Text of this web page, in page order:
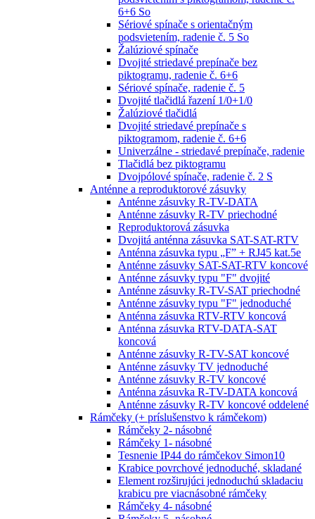
6+6 So
Sériové spínače s orientačným
podsvietením, radenie č. 5 So
Žalúziové spínače
Dvojité striedavé prepínače bez
piktogramu, radenie č. 6+6
Sériové spínače, radenie č. 5
Dvojité tlačidlá řazení 1/0+1/0
Žalúziové tlačidlá
Dvojité striedavé prepínače s
piktogramom, radenie č. 6+6
Univerzálne - striedavé prepínače, radenie
Tlačidlá bez piktogramu
Dvojpólové spínače, radenie č. 2 S
Anténne a reproduktorové zásuvky
Anténne zásuvky R-TV-DATA
Anténne zásuvky R-TV priechodné
Reproduktorová zásuvka
Dvojitá anténna zásuvka SAT-SAT-RTV
Anténna zásuvka typu „F” + RJ45 kat.5e
Anténne zásuvky SAT-SAT-RTV koncové
Anténne zásuvky typu "F" dvojité
Anténne zásuvky R-TV-SAT priechodné
Anténne zásuvky typu "F" jednoduché
Anténna zásuvka RTV-RTV koncová
Anténna zásuvka RTV-DATA-SAT
koncová
Anténne zásuvky R-TV-SAT koncové
Anténne zásuvky TV jednoduché
Anténne zásuvky R-TV koncové
Anténna zásuvka R-TV-DATA koncová
Anténne zásuvky R-TV koncové oddelené
Rámčeky (+ príslušenstvo k rámčekom)
Rámčeky 2- násobné
Rámčeky 1- násobné
Tesnenie IP44 do rámčekov Simon10
Krabice povrchové jednoduché, skladané
Element rozširujúci jednoduchú skladaciu
krabicu pre viacnásobné rámčeky
Rámčeky 4- násobné